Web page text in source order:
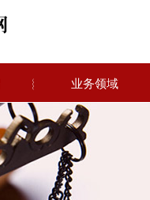
︴ 业务领域